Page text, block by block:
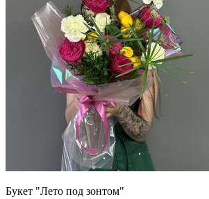
Букет "Лето под зонтом"